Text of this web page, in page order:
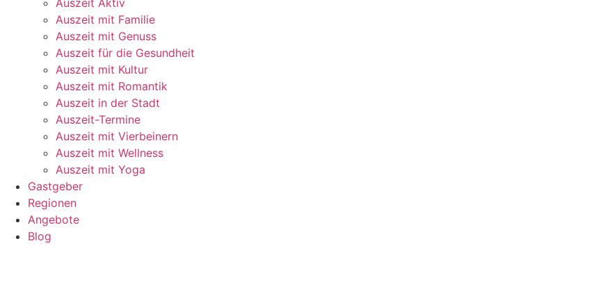
Auszeit mit Familie
Auszeit mit Genuss
Auszeit für die Gesundheit
Auszeit mit Kultur
Auszeit mit Romantik
Auszeit in der Stadt
Auszeit-Termine
Auszeit mit Vierbeinern
Auszeit mit Wellness
Auszeit mit Yoga
Gastgeber
Regionen
Angebote
Blog